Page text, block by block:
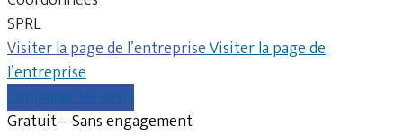
SPRL
Visiter la page de l’entrepriseVisiter la page de
l’entreprise
Comparer les devis
Gratuit – Sans engagement